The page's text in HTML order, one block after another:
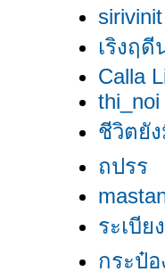
sirivinit
เริงฤดี
Calla
thi_noi
ชีวิตยั
ถปรร
ระเบีย
กระป๋